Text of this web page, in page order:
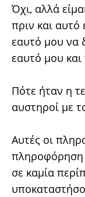
Όχι, αλλά
πριν και αυτό
εαυτό μου να
εαυτό μου
Πότε ήταν η
αυστηροί με
Αυτές οι
πληροφόρηση
σε καμία